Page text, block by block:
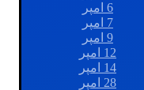
6 امپر
7 امپر
9 امپر
12 امپر
14 امپر
28 امپر